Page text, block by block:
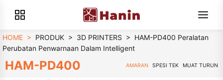
HOME > PRODUK > 3D PRINTERS > HAM-PD400 Peralatan
Perubatan Penwarnaan Dalam Intelligent
HAM-PD400 AMARAN SPESI TEK MUAT TURUN